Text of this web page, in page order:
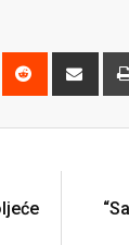
Pinterest Reddit
Share